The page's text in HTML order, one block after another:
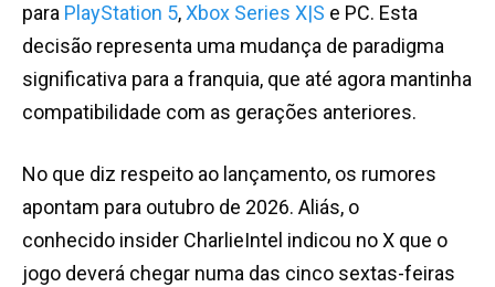
para PlayStation 5,Xbox Series X|S e PC. Esta
decisão representa uma mudança de paradigma
significativa para a franquia, que até agora mantinha
compatibilidade com as gerações anteriores.
No que diz respeito ao lançamento, os rumores
apontam para outubro de 2026. Aliás, o
conhecido insider CharlieIntel indicou no X que o
jogo deverá chegar numa das cinco sextas-feiras